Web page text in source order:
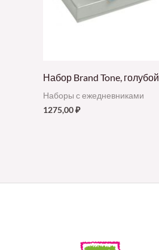
Набор Brand Tone, голубой
Наборы с ежедневниками
1275,00₽